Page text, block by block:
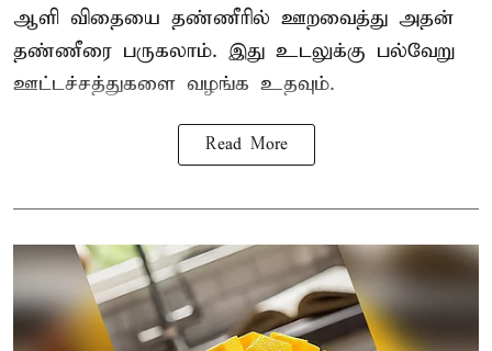
ஆளி விதையை தண்ணீரில் ஊறவைத்து அதன்
தண்ணீரை பருகலாம். இது உடலுக்கு பல்வேறு
ஊட்டச்சத்துகளை வழங்க உதவும்.
Read More